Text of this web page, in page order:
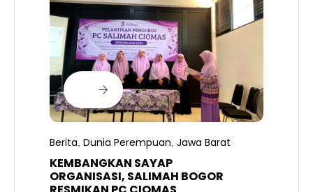
Berita Dunia Perempuan Jawa Barat
KEMBANGKAN SAYAP
ORGANISASI, SALIMAH BOGOR